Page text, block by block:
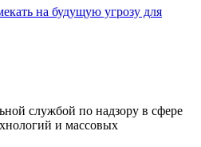
на будущую угрозу для
службой по надзору в сфере
и массовых